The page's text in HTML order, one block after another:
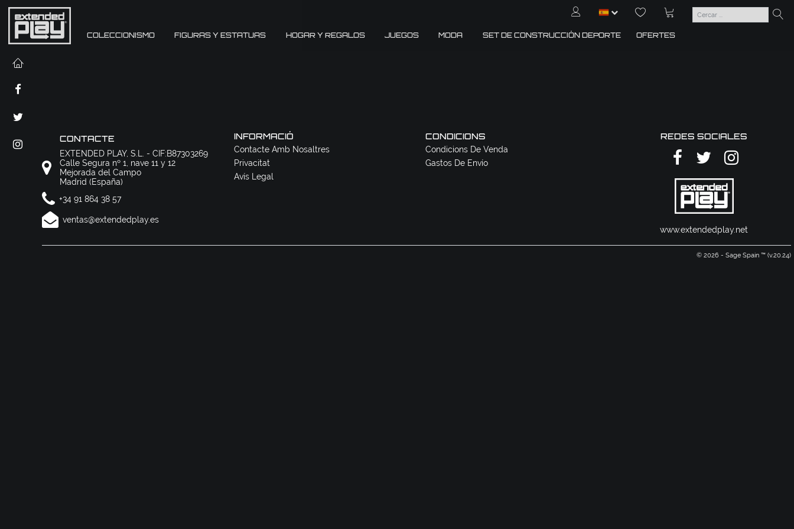
COLECCIONISMO FIGURAS Y ESTATUAS HOGAR Y REGALOS JUEGOS MODA SET DE CONSTRUCCIÓN DEPORTE OFERTES
CONTACTE
EXTENDED PLAY, S.L. - CIF:B87303269
Calle Segura nº 1, nave 11 y 12
Mejorada del Campo
Madrid (España)
+34 91 864 38 57
ventas@extendedplay.es
INFORMACIÓ
Contacte Amb Nosaltres
Privacitat
Avís Legal
CONDICIONS
Condicions De Venda
Gastos De Envío
REDES SOCIALES
www.extendedplay.net
© 2026 - Sage Spain ™ (v.20.24)